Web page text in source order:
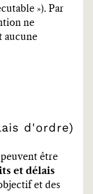
»). Par
ne
aucune
d'ordre)
peuvent être
et délais
et des